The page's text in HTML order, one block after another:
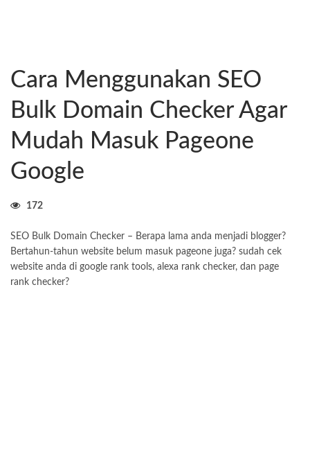
Cara Menggunakan SEO
Bulk Domain Checker Agar
Mudah Masuk Pageone
Google
172
SEO Bulk Domain Checker – Berapa lama anda menjadi blogger?
Bertahun-tahun website belum masuk pageone juga? sudah cek
website anda di google rank tools, alexa rank checker, dan page
rank checker?